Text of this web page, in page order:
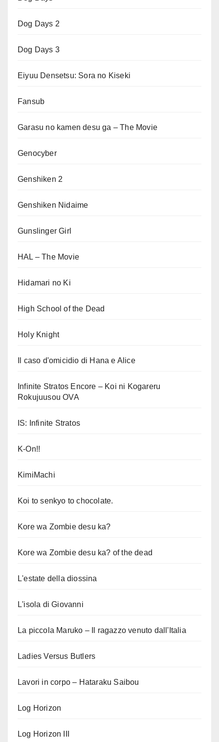
Dog Days 2
Dog Days 3
Eiyuu Densetsu: Sora no Kiseki
Fansub
Garasu no kamen desu ga – The Movie
Genocyber
Genshiken 2
Genshiken Nidaime
Gunslinger Girl
HAL – The Movie
Hidamari no Ki
High School of the Dead
Holy Knight
Il caso d'omicidio di Hana e Alice
Infinite Stratos Encore – Koi ni Kogareru
Rokujuusou OVA
IS: Infinite Stratos
K-On!!
KimiMachi
Koi to senkyo to chocolate.
Kore wa Zombie desu ka?
Kore wa Zombie desu ka? of the dead
L'estate della diossina
L'isola di Giovanni
La piccola Maruko – Il ragazzo venuto dall'Italia
Ladies Versus Butlers
Lavori in corpo – Hataraku Saibou
Log Horizon
Log Horizon III